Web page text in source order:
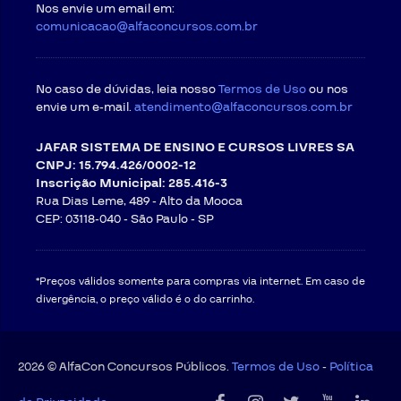
fortuito ou força maior.
Regras para cancelamento com direito a
arrependimento
seu direito de arrependimento dentro do prazo de 07
assim como preceitua o artigo 49 do Código de Defesa
do Consumidor. O direito ao arrependimento será válido
ou à distância, em que o consumidor não tem contato
direto com o produto no momento da compra.
Em observância ao direito de
arrependimento, aCONTRATADA
CONTRATANTE faça o download de até 5 materiais
didáticos (PDFs, cadernos etc.) e assista até 5
adquiriu, situação em que poderá cancelar e
receber o estorno integral do valor pago. Para
cursos cujo conteúdo total
Caso o CONTRATANTE consuma mais
fará jus ao direito de arrependimento, uma vez que
Nos envie um email em:
comunicacao@alfaconcursos.com.br
No caso de dúvidas, leia nossoTermos de Usoou nos
envie um e-mail.atendimento@alfaconcursos.com.br
JAFAR SISTEMA DE ENSINO E CURSOS LIVRES SA
CNPJ: 15.794.426/0002-12
Inscrição Municipal: 285.416-3
Rua Dias Leme, 489 - Alto da Mooca
CEP: 03118-040 -São Paulo - SP
*Preços válidos somente para compras via internet. Em caso de
divergência, o preço válido é o do carrinho.
2026 © AlfaCon Concursos Públicos.Termos de Uso- Política